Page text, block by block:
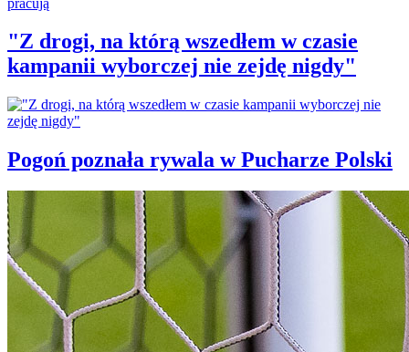
"Z drogi, na którą wszedłem w czasie
kampanii wyborczej nie zejdę nigdy"
Pogoń poznała rywala w Pucharze Polski